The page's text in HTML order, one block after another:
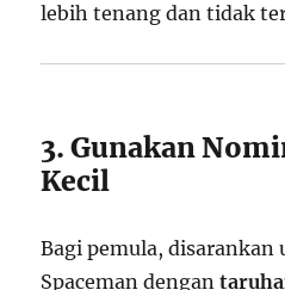
lebih tenang dan tidak
3. Gunakan
Kecil
Bagi pemula,
Spaceman dengan